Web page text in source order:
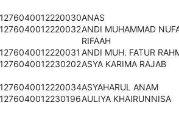
ANAS
ANDI MUHAMMAD
RIFAAH
ANDI MUH. FATUR
ASYA KARIMA RAJAB
ASYAHARUL ANAM
AULIYA KHAIRUNNISA